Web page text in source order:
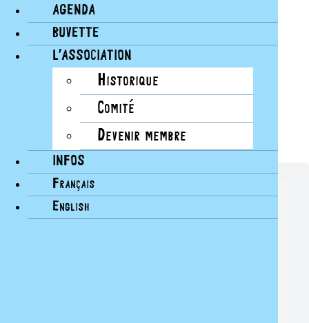
NEWSLETTER - BAINS DES PÂQUIS
AGENDA
BUVETTE
L’ASSOCIATION
Historique
Comité
Devenir membre
INFOS
Français
English